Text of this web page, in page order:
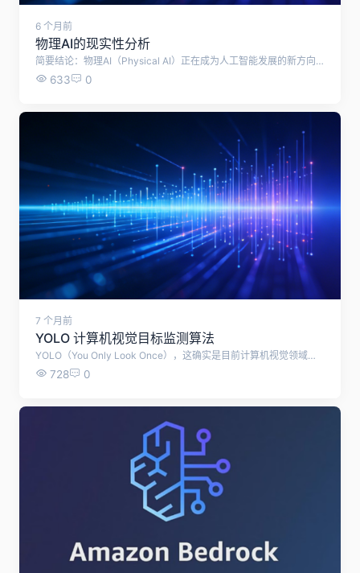
6 个月前
物理AI的现实性分析
简要结论：物理AI（Physical AI）正在成为人工智能发展的新方向，它的现实性在于能否真正理解并遵循物理规律。目前已有测试框架和硬件架构推动落地，但仍存在显著差距，现实应用需要长期迭代。 ? 什么是“物理AI” 定义：物理AI强调让人工智能不仅能生成文本或图像，还要能在现实世界中遵循物理定律，具备“具身智能”（Embodied AI）的能力。 目标：解决 AI 在仿真到现实（Sim-to-Real）转化中的落地难题，让机器人、自动驾驶、数字孪生等应用更可靠。 ? 当前研究进展 PAI-Bench 测试框架：佐治亚理工学院与卡内基梅隆大学团队提出的标准，用于评估 AI 是否理解物理规律。测试包含 2808 个真实案例，涵盖自动驾驶预测、机器人操作等场景。结果显示：人类准确率约 93.2%，而最佳 AI 模型仅 64.7%。 英伟达“物理AI”战略：在 CES 2026 提出，基于 Vera Rubin 超算平台 + Omniverse 仿真环境 + Jetson T4000 边缘硬件，构建闭环架构，强调“不要只生成像素，要生成行动”。 ✅ 现实性分析 优势： 技术驱动：硬件（GPU、边缘计算）和仿真平台（Omniverse）已具备支撑条件。 应用需求强烈：自动驾驶、机器人、工业制造等都需要 AI 遵循物理规律。 研究路径明确：已有标准化测试框架（PAI-Bench），为模型改进提供方向。 局限： 理解不足：现有模型在物理推理上的表现远低于人类水平。 数据难题：物理规律涉及连续性和复杂交互，难以通过大规模数据直接学习。 落地成本高：需要强算力、精细仿真和高性能硬件，短期内难以普及。 ⚠️ 风险与挑战 幻觉问题：AI可能生成视觉效果逼真但违反物理规律的结果。 安全性：在自动驾驶或机器人场景中，错误的物理推理可能导致事故。 标准缺失：虽然有 PAI-Bench，但行业尚未形成统一的评估体系。 ? 综合评价 物理AI的现实性在于“方向明确、路径清晰，但短期难以完全落地”。 它更像是未来十年 AI 的关键突破口：从“生成像素”走向“生成行动”。目前仍处于探索阶段，但随着硬件、仿真和测试框架的成熟，物理AI有望逐步应用于自动驾驶、机器人和工业场景。
633 0
7 个月前
YOLO 计算机视觉目标监测算法
YOLO（You Only Look Once），这确实是目前计算机视觉领域最热门、应用最广泛的目标检测算法之一。 简单来说，如果把计算机看作一个学生，传统的检测算法像是让学生“拿着放大镜，一点点扫描图片里有什么”，而 YOLO 则是让学生“一眼扫过整张图，立刻说出图里有什么、在哪儿”。 这种“一眼识别”的特性，让 YOLO 在速度和准确性上取得了极佳的平衡。结合掌握的资料，这里为你详细拆解一下 YOLO 的核心原理、发展历程以及它在现实中的应用。 ? YOLO 的核心工作原理：像人眼一样“扫视” YOLO 的核心思想是将目标检测问题转化为一个回归问题。它不需要像旧算法（如 R-CNN）那样先猜区域再识别，而是通过一次神经网络计算，直接从图像像素回归出物体的位置和类别。 我们可以把它的工作流程想象成老师给班级分组： 网格划分（Grid Cells）： 算法会将输入的图像划分为 S times S 个小格子（例如 7x7）。如果一个物体的中心点落在某个格子里，那个格子就“负责”检测这个物体。 边界框预测（Bounding Boxes）： 每个格子会预测出几个边界框（例如 2 个），每个框包含 5 个参数：中心坐标 (x, y)、宽 w、高 h 以及一个置信度（表示框里确实有物体的概率）。 类别概率（Class Probabilities）： 同时，每个格子还会预测这个框内物体属于各个类别的概率（比如是猫的概率 80%，是狗的概率 5%）。 非极大值抑制（NMS）： 因为多个格子可能会检测到同一个物体，最后会通过 NMS 算法“去重”，保留得分最高的框，去掉重叠度高且得分低的框。 ? 从 V1 到 V8：YOLO 的进化之路 YOLO 算法自 2015 年诞生以来，经历了多次重大的架构升级。为了让你更直观地了解，这里整理了主要版本的演进逻辑： YOLOv1： 首次提出“单阶段检测”概念，将检测视为回归问题。 开创性工作，速度快，但小目标检测精度一般。 YOLOv2/v3： 引入 Anchor Boxes（先验框）和多尺度预测。 检测精度大幅提升，尤其是小物体。v3 成为经典里程碑。 YOLOv4： 集成了大量优化技巧（CSPDarknet, PANet, Mosaic数据增强）。 在保持速度的同时，精度达到了当时的顶尖水平。 YOLOv5： 基于 PyTorch 实现，工程化极佳。 极易上手，提供了从小到大的多种模型（s/m/l/x），部署方便，工业界主流。 YOLOv8： 最新主流版本，进一步优化了架构和损失函数。 性能更强，支持分类、检测、分割等多种任务，是目前的首选之一。 ? 为什么 YOLO 如此受欢迎？ ⚡ 极快的速度： 由于只需要“看一次”，YOLO 可以轻松达到实时处理（如 45 FPS 甚至更高），非常适合处理视频流。 ? 全局视野： 它在预测时利用了整张图的上下文信息，因此在背景中误检（把背景当作物体）的概率比两阶段算法要低。 ?️ 强大的泛化能力： 它学习到的特征具有很好的通用性，迁移到其他数据集上通常也能取得不错的效果。 ? 实际应用场景 基于 YOLO 的这些特性，它在很多领域都有广泛的应用： ? 智慧安防： 实时监控画面中的人体检测、异常行为识别。 ? 自动驾驶： 识别道路上的车辆、行人、交通标志，为车辆决策提供依据。 ? 工业质检： 在生产线上快速识别产品缺陷、零件缺失或错位。 ? 医疗影像： 辅助医生识别 X 光片或 CT 图像中的病变区域（如肿瘤）。 ? 物流分拣： 识别包裹上的条形码或分类标签。 ? 对初学者的建议 如果想入门或使用 YOLO 进行图像识别： 新手入门： 推荐从 YOLOv5 或 YOLOv8 开始。它们的官方文档非常完善，代码（通常是 PyTorch 版本）易于理解，且社区支持丰富。 数据准备： 图像识别的效果很大程度上取决于数据。你需要准备标注好的数据集（通常标注工具会生成 .txt 或 .xml 文件，标明物体的类别和坐标）。 硬件要求： 虽然 YOLO 很快，但训练过程通常还是需要 GPU（如 NVIDIA 显卡）来加速。
728 0